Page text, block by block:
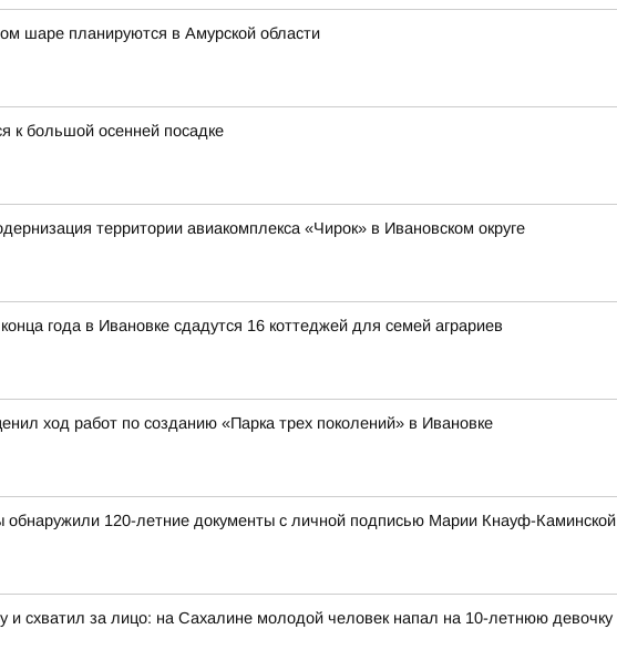
шаре планируются в Амурской области
к большой осенней посадке
территории авиакомплекса «Чирок» в Ивановском округе
года в Ивановке сдадутся 16 коттеджей для семей аграриев
ход работ по созданию «Парка трех поколений» в Ивановке
обнаружили 120-летние документы с личной подписью Марии Кнауф-Каминской
и схватил за лицо: на Сахалине молодой человек напал на 10-летнюю девочку